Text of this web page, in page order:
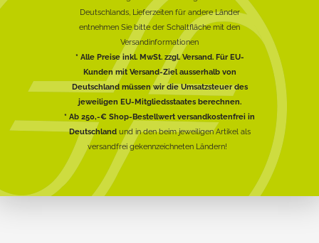
Deutschlands, Lieferzeiten für andere Länder
entnehmen Sie bitte der Schaltfläche mit den
Versandinformationen
* Alle Preise inkl. MwSt. zzgl. Versand. Für EU-
Kunden mit Versand-Ziel ausserhalb von
Deutschland müssen wir die Umsatzsteuer des
jeweiligen EU-Mitgliedsstaates berechnen.
* Ab 250,-€ Shop-Bestellwert versandkostenfrei in
Deutschlandund in den beim jeweiligen Artikel als
versandfrei gekennzeichneten Ländern!